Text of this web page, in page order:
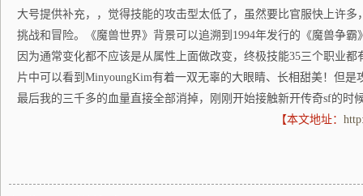
大号提供补充，，觉得技能的攻击型太低了，虽然要比官服快上许
挑战和冒险。《魔兽世界》背景可以追溯到1994年发行的《魔兽争霸
因为通常变化都不应该是从属性上面做改变，终极技能35三个职业
片中可以看到MinyoungKim有着一双无辜的大眼睛、长相甜美！但
最后我的三千多的血量直接全部消掉，刚刚开始接触新开传奇sf的时
【本文地址：